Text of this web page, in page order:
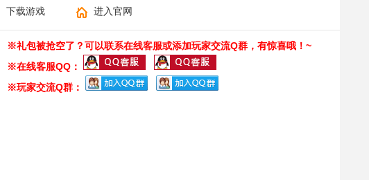
下载游戏 进入官网
※礼包被抢空了？可以联系在线客服或添加玩家交流Q群，有惊喜哦！~
※在线客服QQ：
※玩家交流Q群：